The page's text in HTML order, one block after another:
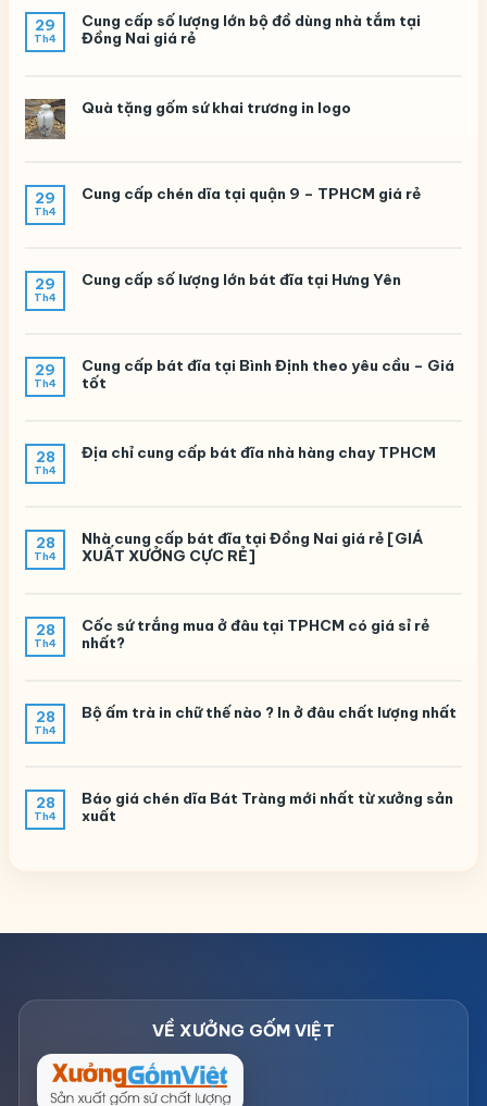
29
Th4
Cung cấp số lượng lớn bộ đồ dùng nhà tắm tại
Đồng Nai giá rẻ
Quà tặng gốm sứ khai trương in logo
29
Th4
Cung cấp chén dĩa tại quận 9 – TPHCM giá rẻ
29
Th4
Cung cấp số lượng lớn bát đĩa tại Hưng Yên
29
Th4
Cung cấp bát đĩa tại Bình Định theo yêu cầu – Giá
tốt
28
Th4
Địa chỉ cung cấp bát đĩa nhà hàng chay TPHCM
28
Th4
Nhà cung cấp bát đĩa tại Đồng Nai giá rẻ [GIÁ
XUẤT XƯỞNG CỰC RẺ]
28
Th4
Cốc sứ trắng mua ở đâu tại TPHCM có giá sỉ rẻ
nhất?
28
Th4
Bộ ấm trà in chữ thế nào ? In ở đâu chất lượng nhất
28
Th4
Báo giá chén dĩa Bát Tràng mới nhất từ xưởng sản
xuất